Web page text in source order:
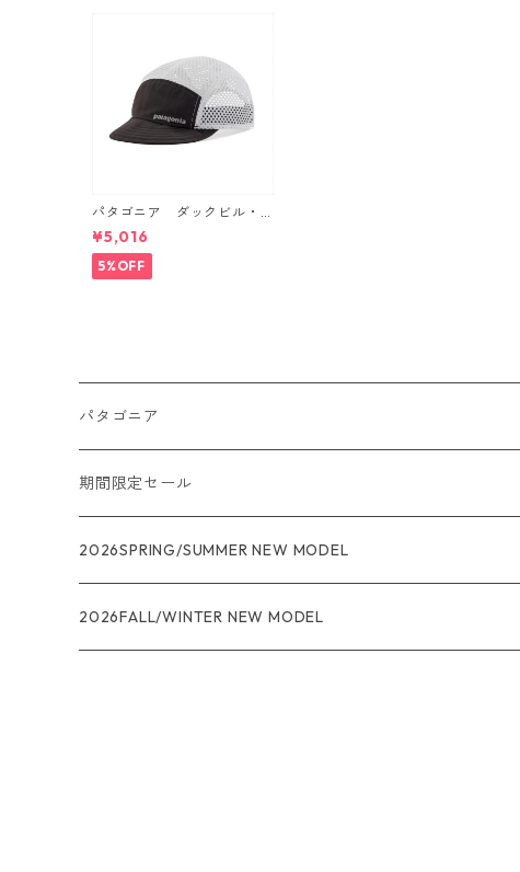
パタゴニア ダックビル・
キャップ （カラー Black）
Patagonia Duckbill Cap 日
¥5,016
5%OFF
パタゴニア
メンズ
R1
R1エア
ウィメンズ
R1
ジャケット・アウター
期間限定セール
★★★
レインウェアー
2026SPRING/SUMMER NEW MODEL
2026FALL/WINTER NEW MODEL